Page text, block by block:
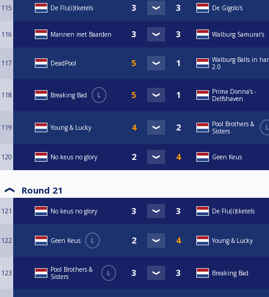
115 De Flu(i)tketels De Gigolo's
116 Mannen met Baarden Walburg Samurai’s
117 DeadPool
Walburg Balls in
2.0
118 Breaking Bad L
Prima Donna’s -
Delfshaven
119 Young & Lucky
Pool Brothers &
Sisters
L
120 No keus no glory Geen Keus
Round 21
121 No keus no glory De Flu(i)tketels
122 Geen Keus L Young & Lucky
123
Pool Brothers &
Sisters
L Breaking Bad